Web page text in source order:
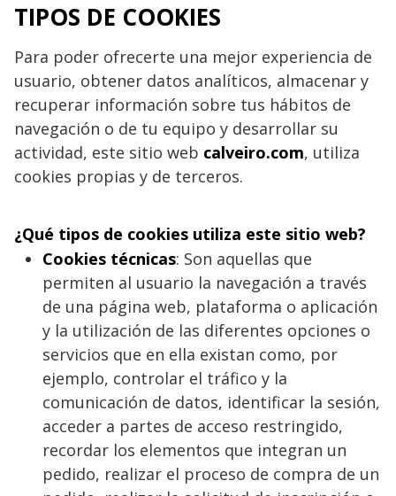
TIPOS DE COOKIES
Para poder ofrecerte una mejor experiencia de
usuario, obtener datos analíticos, almacenar y
recuperar información sobre tus hábitos de
navegación o de tu equipo y desarrollar su
actividad, este sitio web calveiro.com, utiliza
cookies propias y de terceros.
¿Qué tipos de cookies utiliza este sitio web?
Cookies técnicas: Son aquellas que
permiten al usuario la navegación a través
de una página web, plataforma o aplicación
y la utilización de las diferentes opciones o
servicios que en ella existan como, por
ejemplo, controlar el tráfico y la
comunicación de datos, identificar la sesión,
acceder a partes de acceso restringido,
recordar los elementos que integran un
pedido, realizar el proceso de compra de un